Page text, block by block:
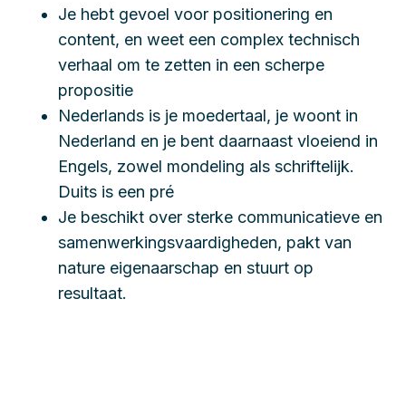
Je hebt gevoel voor positionering en
content, en weet een complex technisch
verhaal om te zetten in een scherpe
propositie
Nederlands is je moedertaal, je woont in
Nederland en je bent daarnaast vloeiend in
Engels, zowel mondeling als schriftelijk.
Duits is een pré
Je beschikt over sterke communicatieve en
samenwerkingsvaardigheden, pakt van
nature eigenaarschap en stuurt op
resultaat.